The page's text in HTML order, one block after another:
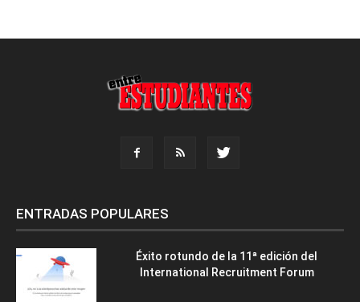
ENTRADAS POPULARES
Éxito rotundo de la 11ª edición del
International Recruitment Forum